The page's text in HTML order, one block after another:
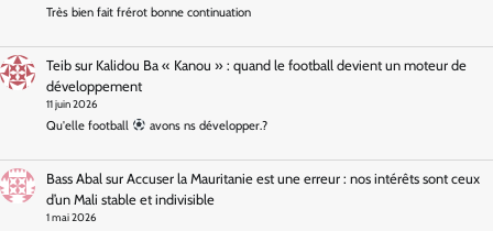
Très bien fait frérot bonne continuation
Teibsur Kalidou Ba « Kanou » : quand le football devient un moteur de
développement
11 juin 2026
Qu'elle football avons ns développer.?
Bass Abal sur Accuser la Mauritanie est une erreur : nos intérêts sont ceux
d’un Mali stable et indivisible
1 mai 2026